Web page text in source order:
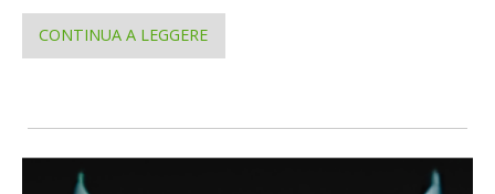
CONTINUA A LEGGERE